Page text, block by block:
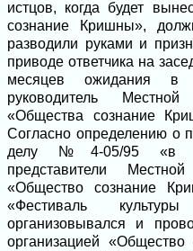
истцов, когда будет
сознание Кришны»,
разводили руками и
приводе ответчика на
месяцев ожидания в
руководитель Местной
«Общества сознание
Согласно определению о
делу №4-05/95 «в
представители
«Общество сознание
«Фестиваль
организовывался и
организацией